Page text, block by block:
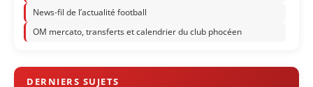
News-fil de l’actualité football
OM mercato, transferts et calendrier du club phocéen